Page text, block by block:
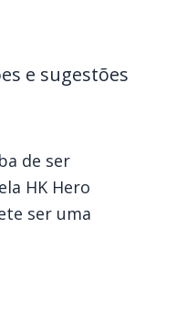
e sugestões
de ser
HK Hero
ser uma